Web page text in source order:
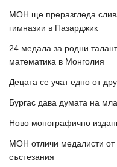
МОН ще преразгледа
гимназии в Пазарджик
24 медала за родни
математика в Монголия
Децата се учат едно от
Бургас дава думата на
Ново монографично
МОН отличи медалисти
състезания